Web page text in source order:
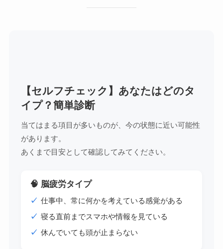
【セルフチェック】あなたはどのタ
イプ？簡単診断
当てはまる項目が多いものが、今の状態に近い可能性
があります。
あくまで目安として確認してみてください。
🧠 脳疲労タイプ
仕事中、常に何かを考えている感覚がある
寝る直前までスマホや情報を見ている
休んでいても頭が止まらない